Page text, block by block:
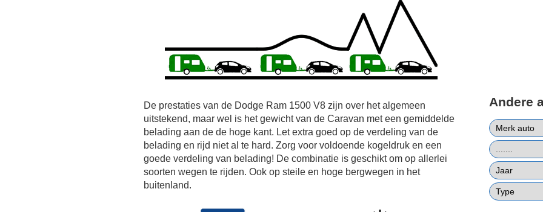
De prestaties van de Dodge Ram 1500 V8 zijn over het algemeen
uitstekend, maar wel is het gewicht van de Caravan met een gemiddelde
belading aan de de hoge kant. Let extra goed op de verdeling van de
belading en rijd niet al te hard. Zorg voor voldoende kogeldruk en een
goede verdeling van belading! De combinatie is geschikt om op allerlei
soorten wegen te rijden. Ook op steile en hoge bergwegen in het
buitenland.
Andere